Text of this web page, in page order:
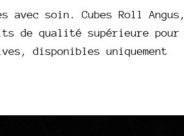
avec soin. Cubes Roll Angus,
de qualité supérieure pour
disponibles uniquement